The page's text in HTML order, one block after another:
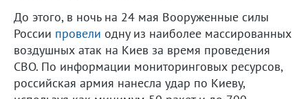
До этого, в ночь на 24 мая Вооруженные силы
России провели одну из наиболее массированных
воздушных атак на Киев за время проведения
СВО. По информации мониторинговых ресурсов,
российская армия нанесла удар по Киеву,